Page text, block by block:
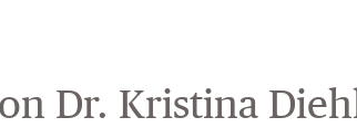
Dr. Kristina